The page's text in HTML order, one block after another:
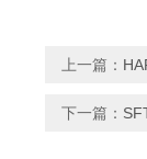
上一篇：
下一篇：